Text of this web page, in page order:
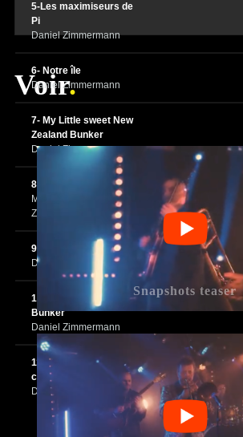
5-Les maximiseurs de
Pi
Daniel Zimmermann
6- Notre île
Daniel Zimmermann
7- My Little sweet New
Zealand Bunker
Daniel Zimmermann
8- Stop This World
M. Allison, Daniel
Zimmermann
9- Indien de Paname
Daniel Zimmermann
10- My Little Sweet NZ
Bunker
Daniel Zimmermann
11- C'est comme ça
c'est la vie
Daniel Zimmermann
Voir
Snapshots teaser